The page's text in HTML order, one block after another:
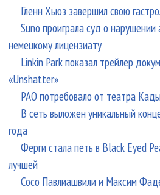
Гленн Хьюз завершил свою
Suno проиграла суд о нарушении
немецкому лицензиату
Linkin Park показал трейлер
«Unshatter»
РАО потребовало от театра
В сеть выложен уникальный
года
Ферги стала петь в Black Eyed
лучшей
Сосо Павлиашвили и Максим